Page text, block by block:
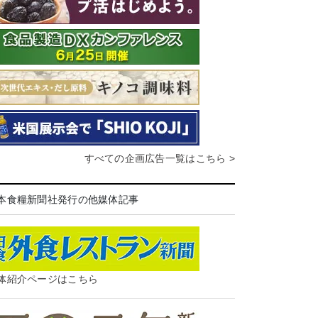
すべての企画広告一覧はこちら >
食糧新聞社発行の他媒体記事
紹介ページはこちら